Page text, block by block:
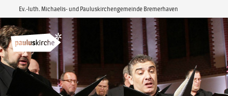
Ev.-luth. Michaelis- und Pauluskirchengemeinde Bremerhaven